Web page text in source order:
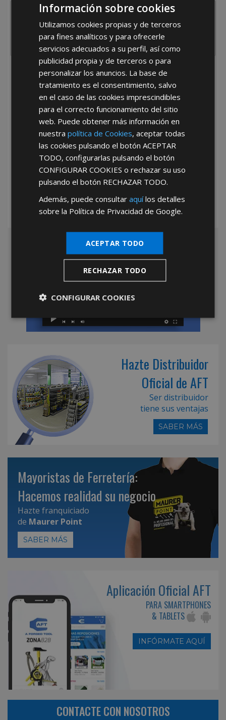
He leído y acepto laPolítica de Privacidad
*Abstenerse particulares, sólo venta a tiendas y empresas minoristas y
mayoristas.
Hazte Distribuidor
Oficial de AFT
Ser distribuidor
tiene sus ventajas
SABER MÁS
Mayoristas de Ferretería:
Hacemos realidad su negocio
Hazte franquiciado
de Maurer Point
SABER MÁS
Aplicación Oficial AFT
PARA SMARTPHONES
& TABLETS
INFÓRMATE AQUÍ
CONTACTE CON NOSOTROS
Información sobre cookies
Utilizamos cookies propias y de terceros
para fines analíticos y para ofrecerle
servicios adecuados a su perfil, así como
publicidad propia y de terceros o para
personalizar los anuncios. La base de
tratamiento es el consentimiento, salvo
en el caso de las cookies imprescindibles
para el correcto funcionamiento del sitio
web. Puede obtener más información en
nuestrapolítica de Cookies, aceptar todas
las cookies pulsando el botónACEPTAR
TODO, configurarlas pulsando el botón
CONFIGURAR COOKIES o rechazar su uso
pulsando el botón RECHAZAR TODO.
Además, puede consultaraquílos detalles
sobre la Política de Privacidad de Google.
ACEPTAR TODO
RECHAZAR TODO
CONFIGURAR COOKIES